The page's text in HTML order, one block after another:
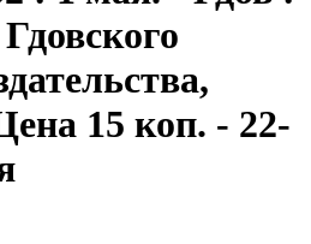
15 коп. - 22-